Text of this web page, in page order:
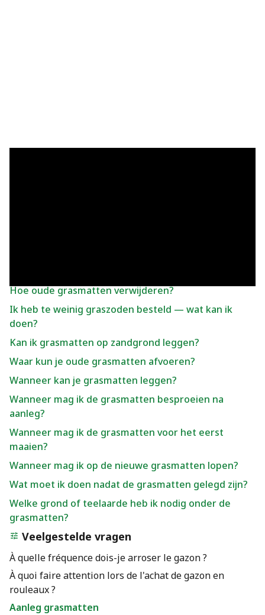
Veelgestelde vragen
À quelle fréquence dois-je arroser le gazon ?
À quoi faire attention lors de l'achat de gazon en
rouleaux ?
Aanleg grasmatten
Hoe oude grasmatten verwijderen?
Ik heb te weinig graszoden besteld — wat kan ik
doen?
Kan ik grasmatten op zandgrond leggen?
Waar kun je oude grasmatten afvoeren?
Wanneer kan je grasmatten leggen?
Wanneer mag ik de grasmatten besproeien na
aanleg?
Wanneer mag ik de grasmatten voor het eerst
maaien?
Wanneer mag ik op de nieuwe grasmatten lopen?
Wat moet ik doen nadat de grasmatten gelegd zijn?
Welke grond of teelaarde heb ik nodig onder de
grasmatten?